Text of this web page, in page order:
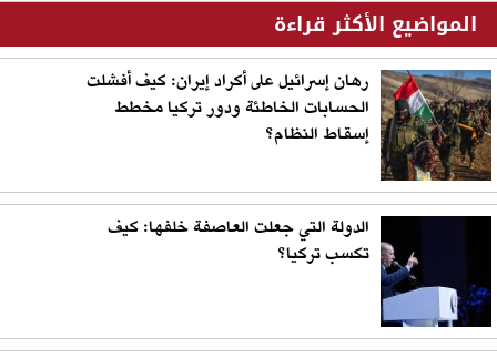
المواضيع الأكثر قراءة
رهان إسرائيل على أكراد إيران: كيف أفشلت
الحسابات الخاطئة ودور تركيا مخطط
إسقاط النظام؟
الدولة التي جعلت العاصفة خلفها: كيف
تكسب تركيا؟